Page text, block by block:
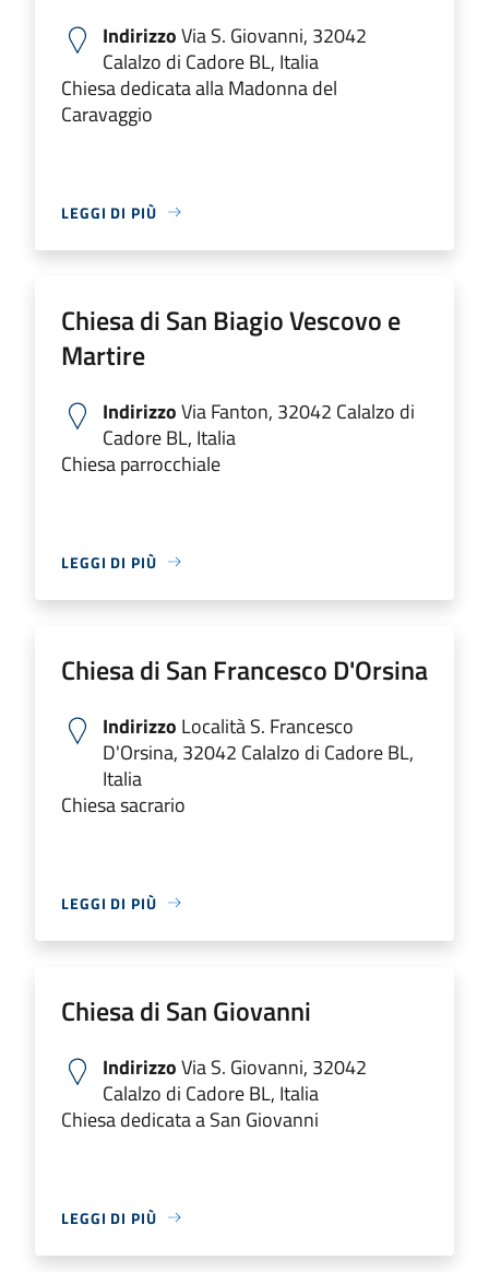
IndirizzoVia S. Giovanni, 32042
Calalzo di Cadore BL, Italia
Chiesa dedicata alla Madonna del
Caravaggio
LEGGI DI PIÙ
Chiesa di San Biagio Vescovo e
Martire
IndirizzoVia Fanton, 32042 Calalzo di
Cadore BL, Italia
Chiesa parrocchiale
LEGGI DI PIÙ
Chiesa di San Francesco D'Orsina
Indirizzo Località S. Francesco
D'Orsina, 32042 Calalzo di Cadore BL,
Italia
Chiesa sacrario
LEGGI DI PIÙ
Chiesa di San Giovanni
IndirizzoVia S. Giovanni, 32042
Calalzo di Cadore BL, Italia
Chiesa dedicata a San Giovanni
LEGGI DI PIÙ